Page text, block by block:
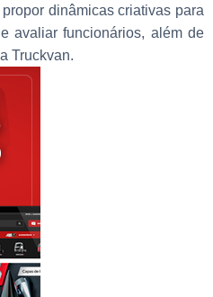
dinâmicas criativas para
avaliar funcionários, além de
Truckvan.